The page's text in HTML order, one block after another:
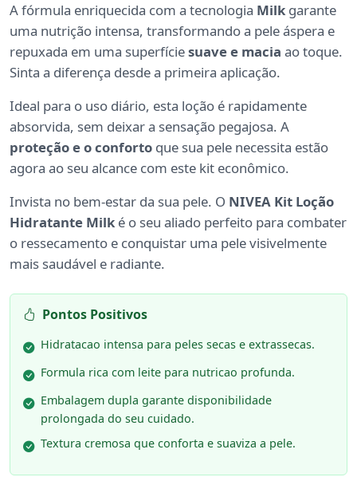
A fórmula enriquecida com a tecnologia Milk garante
uma nutrição intensa, transformando a pele áspera e
repuxada em uma superfíciesuave e macia ao toque.
Sinta a diferença desde a primeira aplicação.
Ideal para o uso diário, esta loção é rapidamente
absorvida, sem deixar a sensação pegajosa. A
proteção e o conforto que sua pele necessita estão
agora ao seu alcance com este kit econômico.
Invista no bem-estar da sua pele. O NIVEA Kit Loção
Hidratante Milk é o seu aliado perfeito para combater
o ressecamento e conquistar uma pele visivelmente
mais saudável e radiante.
Pontos Positivos
Hidratacao intensa para peles secas e extrassecas.
Formula rica com leite para nutricao profunda.
Embalagem dupla garante disponibilidade
prolongada do seu cuidado.
Textura cremosa que conforta e suaviza a pele.